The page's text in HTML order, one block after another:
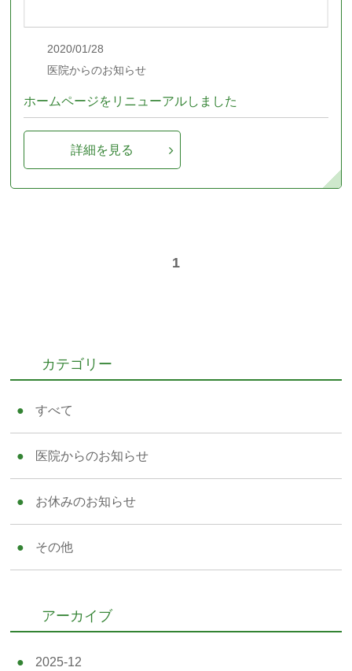
2020/01/28
医院からのお知らせ
ホームページをリニューアルしました
詳細を見る
1
カテゴリー
すべて
医院からのお知らせ
お休みのお知らせ
その他
アーカイブ
2025-12